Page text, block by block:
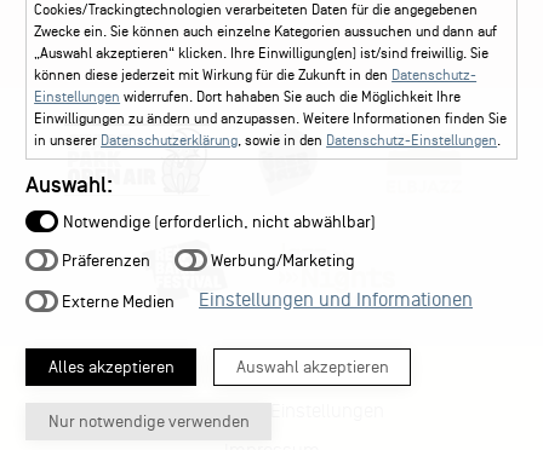
Datenschutz-Einstellungen
Cookies/Trackingtechnologien verarbeiteten Daten für die angegebenen
Zwecke ein. Sie können auch einzelne Kategorien aussuchen und dann auf
„Auswahl akzeptieren“ klicken. Ihre Einwilligung(en) ist/sind freiwillig. Sie
können diese jederzeit mit Wirkung für die Zukunft in den Datenschutz-
Einstellungen widerrufen. Dort hahaben Sie auch die Möglichkeit Ihre
Einwilligungen zu ändern und anzupassen. Weitere Informationen finden Sie
in unserer Datenschutzerklärung, sowie in den Datenschutz-Einstellungen.
Auswahl:
Notwendige (erforderlich, nicht abwählbar)
Präferenzen Werbung/Marketing
Externe Medien Einstellungen und Informationen
Alles akzeptieren Auswahl akzeptieren
Nur notwendige verwenden